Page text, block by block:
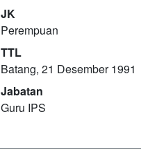
JK
Perempuan
TTL
Batang, 21 Desember 1991
Jabatan
Guru IPS